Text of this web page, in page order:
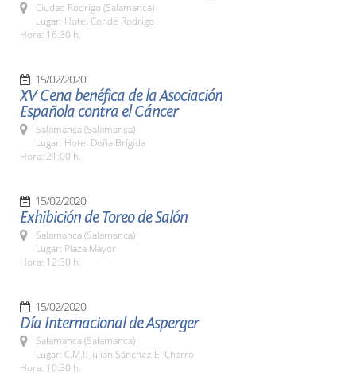
Ciudad Rodrigo (Salamanca)
Lugar: Hotel Conde Rodrigo
Hora: 16:30 h.
15/02/2020
XV Cena benéfica de la Asociación
Española contra el Cáncer
Salamanca (Salamanca)
Lugar: Hotel Doña Brígida
Hora: 21:00 h.
15/02/2020
Exhibición de Toreo de Salón
Salamanca (Salamanca)
Lugar: Plaza Mayor
Hora: 12:30 h.
15/02/2020
Día Internacional de Asperger
Salamanca (Salamanca)
Lugar: C.M.I. Julián Sánchez El Charro
Hora: 10:30 h.